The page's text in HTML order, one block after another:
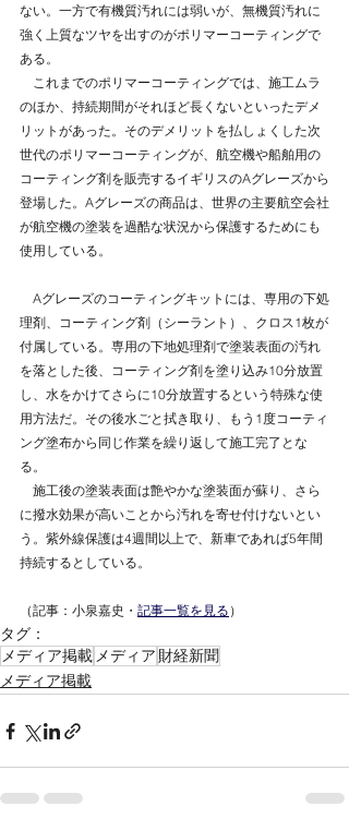
ない。一方で有機質汚れには弱いが、無機質汚れに
強く上質なツヤを出すのがポリマーコーティングで
ある。
これまでのポリマーコーティングでは、施工ムラ
のほか、持続期間がそれほど長くないといったデメ
リットがあった。そのデメリットを払しょくした次
世代のポリマーコーティングが、航空機や船舶用の
コーティング剤を販売するイギリスのAグレーズから
登場した。Aグレーズの商品は、世界の主要航空会社
が航空機の塗装を過酷な状況から保護するためにも
使用している。
Aグレーズのコーティングキットには、専用の下処
理剤、コーティング剤（シーラント）、クロス1枚が
付属している。専用の下地処理剤で塗装表面の汚れ
を落とした後、コーティング剤を塗り込み10分放置
し、水をかけてさらに10分放置するという特殊な使
用方法だ。その後水ごと拭き取り、もう1度コーティ
ング塗布から同じ作業を繰り返して施工完了とな
る。
施工後の塗装表面は艶やかな塗装面が蘇り、さら
に撥水効果が高いことから汚れを寄せ付けないとい
う。紫外線保護は4週間以上で、新車であれば5年間
持続するとしている。
（記事：小泉嘉史・ 記事一覧を見る ）
タグ：
メディア掲載 メディア 財経新聞
メディア掲載